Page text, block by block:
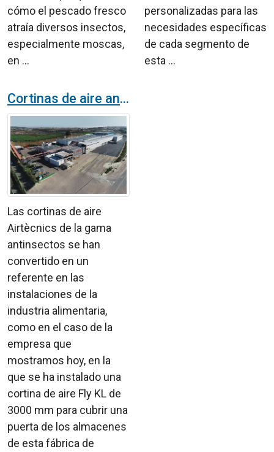
cómo el pescado fresco
atraía diversos insectos,
especialmente moscas,
en ...
personalizadas para las
necesidades específicas
de cada segmento de
esta ...
Cortinas de aire antinsectos en una fábrica del sector alimentario en Sevilla
Las cortinas de aire
Airtècnics de la gama
antinsectos se han
convertido en un
referente en las
instalaciones de la
industria alimentaria,
como en el caso de la
empresa que
mostramos hoy, en la
que se ha instalado una
cortina de aire Fly KL de
3000 mm para cubrir una
puerta de los almacenes
de esta fábrica de